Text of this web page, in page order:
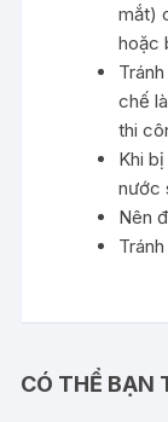
mắt)
hoặc
chế
thi
Khi
nước
Nên
CÓ THỂ BẠN